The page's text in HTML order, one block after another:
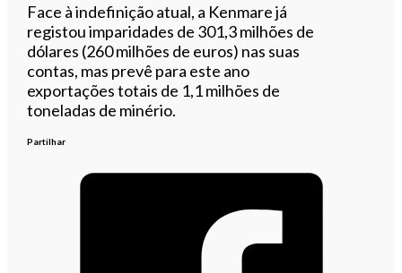
Face à indefinição atual, a Kenmare já
registou imparidades de 301,3 milhões de
dólares (260 milhões de euros) nas suas
contas, mas prevê para este ano
exportações totais de 1,1 milhões de
toneladas de minério.
Partilhar